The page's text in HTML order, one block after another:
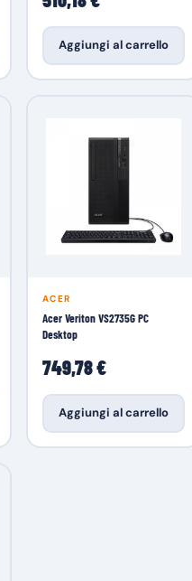
Aggiungi al carrello
ACER
Acer Veriton VS2735G PC
Desktop
749,78 €
Aggiungi al carrello